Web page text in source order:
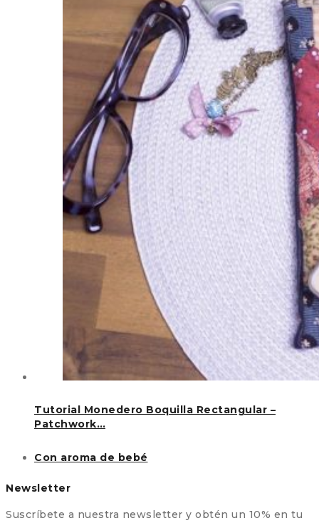
Tutorial Monedero Boquilla Rectangular –
Patchwork…
Con aroma de bebé
Newsletter
Suscríbete a nuestra newsletter y obtén un 10% en tu